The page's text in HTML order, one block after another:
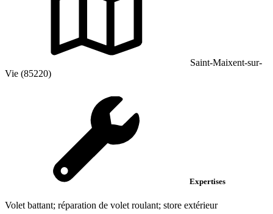
Saint-Maixent-sur-
Vie (85220)
Expertises
Volet battant; réparation de volet roulant; store extérieur